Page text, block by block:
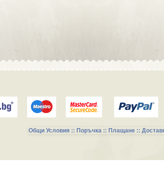
Общи Условия :: Поръчка :: Плащане ::